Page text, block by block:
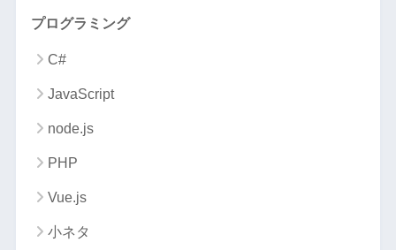
プログラミング
C#
JavaScript
node.js
PHP
Vue.js
小ネタ